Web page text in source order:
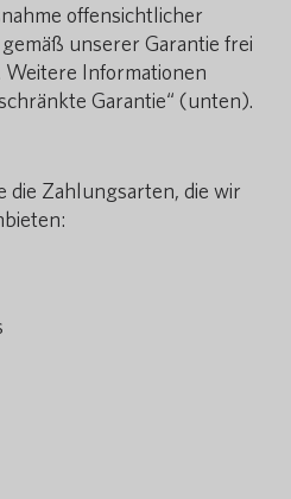
offensichtlicher
unserer Garantie frei
Informationen
Garantie“ (unten).
die Zahlungsarten, die wir